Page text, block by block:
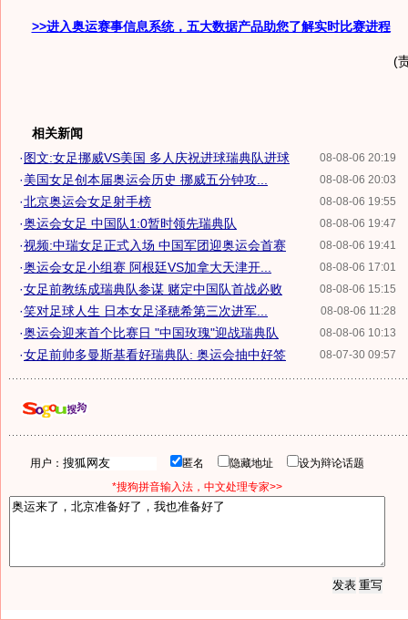
>>进入奥运赛事信息系统，五大数据产品助您了解实时比赛进程
(
相关新闻
08-08-06 20:19
·图文:女足挪威VS美国 多人庆祝进球瑞典队进球
08-08-06 20:03
·美国女足创本届奥运会历史 挪威五分钟攻...
08-08-06 19:55
·北京奥运会女足射手榜
08-08-06 19:47
·奥运会女足 中国队1:0暂时领先瑞典队
08-08-06 19:41
·视频:中瑞女足正式入场 中国军团迎奥运会首赛
08-08-06 17:01
·奥运会女足小组赛 阿根廷VS加拿大天津开...
08-08-06 15:15
·女足前教练成瑞典队参谋 赌定中国队首战必败
08-08-06 11:28
·笑对足球人生 日本女足泽穂希第三次进军...
08-08-06 10:13
·奥运会迎来首个比赛日 "中国玫瑰"迎战瑞典队
08-07-30 09:57
·女足前帅多曼斯基看好瑞典队: 奥运会抽中好签
用户： 匿名 隐藏地址
设为辩论话题
*搜狗拼音输入法，中文处理专家>>